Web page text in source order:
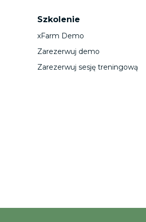
Szkolenie
xFarm Demo
Zarezerwuj demo
Zarezerwuj sesję treningową